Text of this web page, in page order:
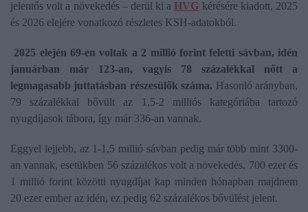
jelentős volt a növekedés – derül ki a HVG kérésére kiadott, 2025
és 2026 elejére vonatkozó részletes KSH-adatokból.
2025 elején 69-en voltak a 2 millió forint feletti sávban, idén
januárban már 123-an, vagyis 78 százalékkal nőtt a
legmagasabb juttatásban részesülők száma. Hasonló arányban,
79 százalékkal bővült az 1,5-2 milliós kategóriába tartozó
nyugdíjasok tábora, így már 336-an vannak.
Eggyel lejjebb, az 1-1,5 millió sávban pedig már több mint 3300-
an vannak, esetükben 56 százalékos volt a növekedés. 700 ezer és
1 millió forint közötti nyugdíjat kap minden hónapban majdnem
20 ezer ember az idén, ez pedig 62 százalékos bővülést jelent.